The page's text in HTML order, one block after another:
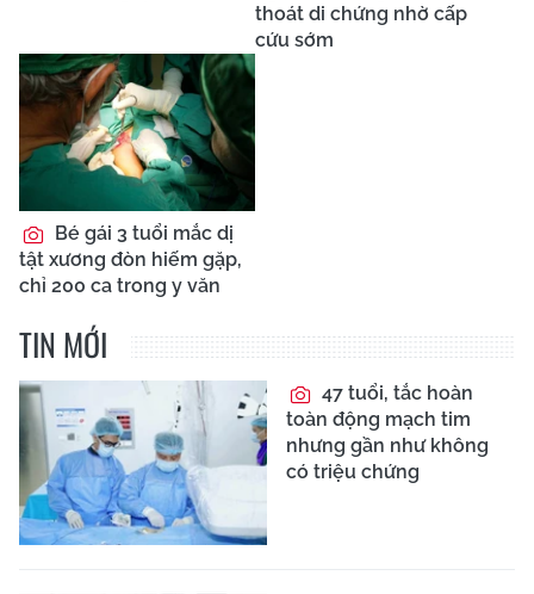
thoát di chứng nhờ cấp
cứu sớm
Bé gái 3 tuổi mắc dị
tật xương đòn hiếm gặp,
chỉ 200 ca trong y văn
TIN MỚI
47 tuổi, tắc hoàn
toàn động mạch tim
nhưng gần như không
có triệu chứng